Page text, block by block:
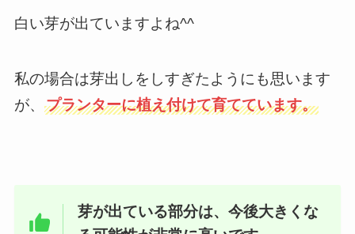
白い芽が出ていますよね^^
私の場合は芽出しをしすぎたようにも思います
が、 プランターに植え付けて育てています。
芽が出ている部分は、今後大きくな